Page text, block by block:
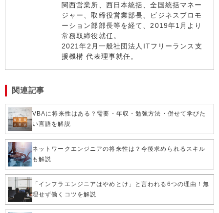
関西営業所、西日本統括、全国統括マネー
ジャー、取締役営業部長、ビジネスプロモ
ーション部部長等を経て、2019年1月より
常務取締役就任。
2021年2月一般社団法人ITフリーランス支
援機構 代表理事就任。
関連記事
VBAに将来性はある？需要・年収・勉強方法・併せて学びた
い言語を解説
ネットワークエンジニアの将来性は？今後求められるスキル
も解説
「インフラエンジニアはやめとけ」と言われる6つの理由！無
理せず働くコツを解説